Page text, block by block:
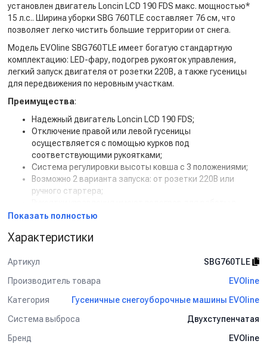
установлен двигатель Loncin LCD 190 FDS макс. мощностью*
15 л.с.. Ширина уборки SBG 760TLE составляет 76 см, что
позволяет легко чистить большие территории от снега.
Модель EVOline SBG760TLE имеет богатую стандартную
комплектацию: LED-фару, подогрев рукояток управления,
легкий запуск двигателя от розетки 220В, а также гусеницы
для передвижения по неровным участкам.
Преимущества:
Надежный двигатель Loncin LCD 190 FDS;
Отключение правой или левой гусеницы
осуществляется с помощью курков под
соответствующими рукоятками;
Система регулировки высоты ковша с 3 положениями;
Возможно 2 варианта запуска: от розетки 220В или
ручного стартера;
суровых условиях;
6 скоростей вперед и 2 назад дают возможность
оператора;
панели оператора.
Области применения:
Снегоуборщик предназначен для уборки как свежевыпавшего,
так и плотного слежавшегося снега.
Показать полностью
Характеристики
Артикул
SBG760TLE
Производитель товара
EVOline
Категория
Гусеничные снегоуборочные машины EVOline
Система выброса
Двухступенчатая
Бренд
EVOline